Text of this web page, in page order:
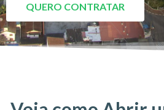
QUERO CONTRATAR